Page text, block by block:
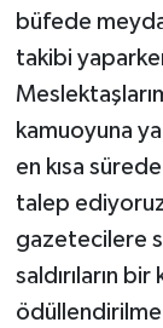
büfede
takibi
kamuoyuna
en kısa sürede
talep
gazetecilere
saldırıların bir